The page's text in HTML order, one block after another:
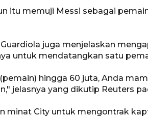
itu memuji Messi sebagai
juga menjelaskan
untuk mendatangkan satu
hingga 60 juta, Anda
jelasnya yang dikutip Reuters
minat City untuk mengontrak